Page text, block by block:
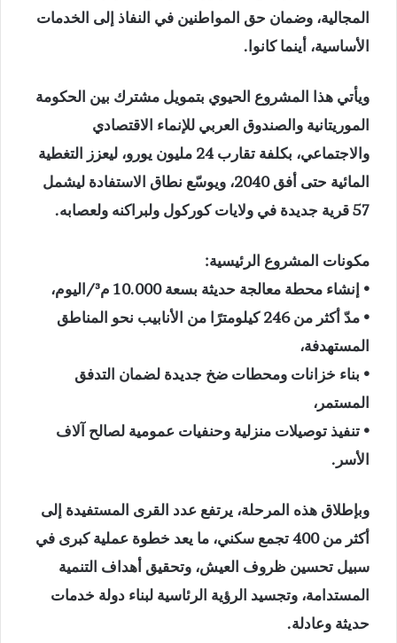
المجالية، وضمان حق المواطنين في النفاذ إلى الخدمات
الأساسية، أينما كانوا.
ويأتي هذا المشروع الحيوي بتمويل مشترك بين الحكومة
الموريتانية والصندوق العربي للإنماء الاقتصادي
والاجتماعي، بكلفة تقارب 24 مليون يورو، ليعزز التغطية
المائية حتى أفق 2040، ويوسّع نطاق الاستفادة ليشمل
57 قرية جديدة في ولايات كوركول ولبراكنه ولعصابه.
مكونات المشروع الرئيسية:
• إنشاء محطة معالجة حديثة بسعة 10.000 م³/اليوم،
• مدّ أكثر من 246 كيلومترًا من الأنابيب نحو المناطق
المستهدفة،
• بناء خزانات ومحطات ضخ جديدة لضمان التدفق
المستمر،
• تنفيذ توصيلات منزلية وحنفيات عمومية لصالح آلاف
الأسر.
وبإطلاق هذه المرحلة، يرتفع عدد القرى المستفيدة إلى
أكثر من 400 تجمع سكني، ما يعد خطوة عملية كبرى في
سبيل تحسين ظروف العيش، وتحقيق أهداف التنمية
المستدامة، وتجسيد الرؤية الرئاسية لبناء دولة خدمات
حديثة وعادلة.